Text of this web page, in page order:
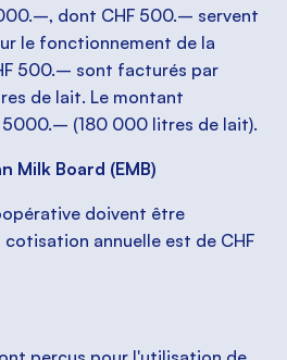
dont CHF 500.– servent
le fonctionnement de la
500.– sont facturés par
de lait. Le montant
5000.– (180 000 litres de lait).
Milk Board (EMB)
doivent être
cotisation annuelle est de CHF